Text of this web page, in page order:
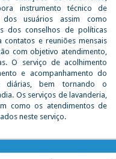
instrumento técnico de
dos usuários assim como
dos conselhos de políticas
e reuniões mensais
com objetivo atendimento,
O serviço de acolhimento
e acompanhamento do
diárias, bem tornando o
Os serviços de lavanderia,
como os atendimentos de
neste serviço.